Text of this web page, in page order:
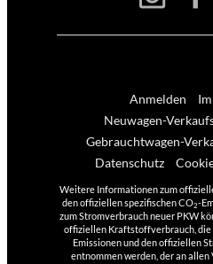
Anmelden
Neuwagen-
Gebrauchtwagen-
Datenschutz
Weitere Informationen zum
den offiziellen spezifischen CO2-
zum Stromverbrauch neuer PKW
offiziellen Kraftstoffverbrauch, die
Emissionen und den offiziellen
entnommen werden, der an